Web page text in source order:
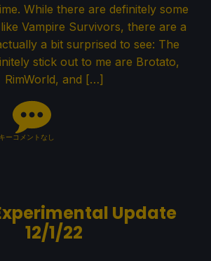
While there are definitely some
Vampire Survivors, there are a
a bit surprised to see: The
stick out to me are Brotato,
RimWorld, and […]
ーコメントなし
Update
12/1/22